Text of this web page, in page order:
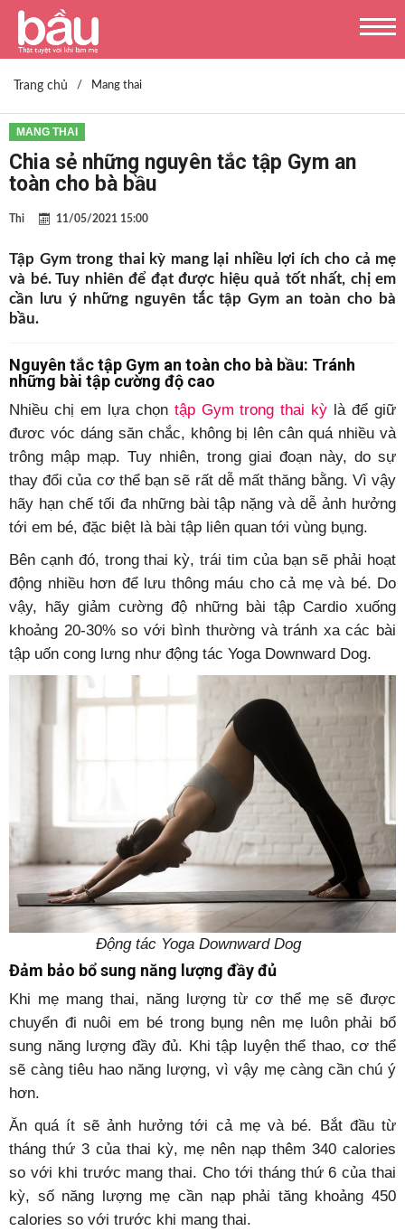
Trang chủ / Mang thai
MANG THAI
Chia sẻ những nguyên tắc tập Gym an
toàn cho bà bầu
Thi 11/05/2021 15:00
Tập Gym trong thai kỳ mang lại nhiều lợi ích cho cả mẹ
và bé. Tuy nhiên để đạt được hiệu quả tốt nhất, chị em
cần lưu ý những nguyên tắc tập Gym an toàn cho bà
bầu.
Nguyên tắc tập Gym an toàn cho bà bầu: Tránh
những bài tập cường độ cao
Nhiều chị em lựa chọn tập Gym trong thai kỳ là để giữ
đươc vóc dáng săn chắc, không bị lên cân quá nhiều và
trông mập mạp. Tuy nhiên, trong giai đoạn này, do sự
thay đổi của cơ thể bạn sẽ rất dễ mất thăng bằng. Vì vậy
hãy hạn chế tối đa những bài tập nặng và dễ ảnh hưởng
tới em bé, đặc biệt là bài tập liên quan tới vùng bụng.
Bên cạnh đó, trong thai kỳ, trái tim của bạn sẽ phải hoạt
động nhiều hơn để lưu thông máu cho cả mẹ và bé. Do
vậy, hãy giảm cường độ những bài tập Cardio xuống
khoảng 20-30% so với bình thường và tránh xa các bài
tập uốn cong lưng như động tác Yoga Downward Dog.
Động tác Yoga Downward Dog
Đảm bảo bổ sung năng lượng đầy đủ
Khi mẹ mang thai, năng lượng từ cơ thể mẹ sẽ được
chuyển đi nuôi em bé trong bụng nên mẹ luôn phải bổ
sung năng lượng đầy đủ. Khi tập luyện thể thao, cơ thể
sẽ càng tiêu hao năng lượng, vì vậy mẹ càng cần chú ý
hơn.
Ăn quá ít sẽ ảnh hưởng tới cả mẹ và bé. Bắt đầu từ
tháng thứ 3 của thai kỳ, mẹ nên nạp thêm 340 calories
so với khi trước mang thai. Cho tới tháng thứ 6 của thai
kỳ, số năng lượng mẹ cần nạp phải tăng khoảng 450
calories so với trước khi mang thai.